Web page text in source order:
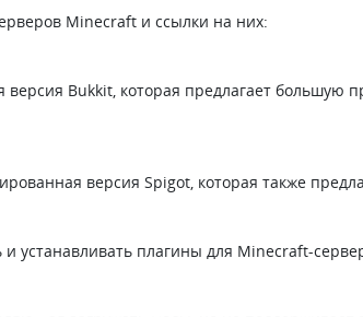
Minecraft и ссылки на них:
Bukkit, которая предлагает большую
версия Spigot, которая также
устанавливать плагины для Minecraft-